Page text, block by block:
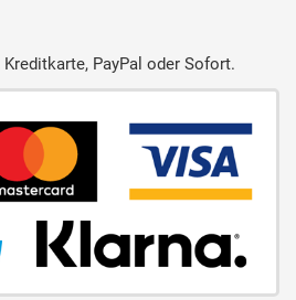
PayPal oder Sofort.